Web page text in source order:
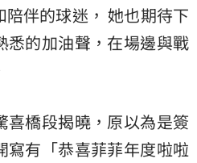
伴的球迷， 她也期待下
悉的加油聲，在場邊與戰
喜橋段揭曉，原以為是簽
寫有「恭喜菲菲年度啦啦